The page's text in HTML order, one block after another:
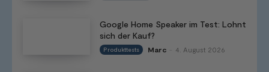
Google Home Speaker im Test: Lohnt
sich der Kauf?
Produkttests Marc 4. August 2026